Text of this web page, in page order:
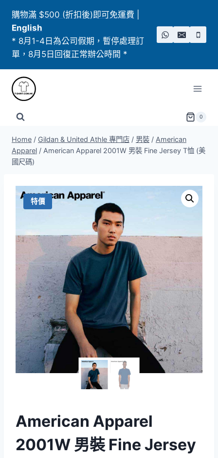
content
購物滿 $500 (折扣後)即可免運費
English
* 8月1-4日為公司假期，暫停處理訂
單，8月5日回復正常辦公時間 *
0
Home / Gildan & United Athle 專門店 / 男裝 / American
Apparel / American Apparel 2001W 男裝 Fine Jersey T恤 (美
國尺碼)
特價
American Apparel
2001W 男裝 Fine Jersey